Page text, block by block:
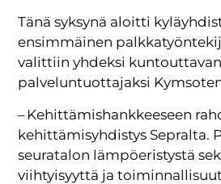
Tänä syksynä aloitti
ensimmäinen
valittiin yhdeksi
palveluntuottajaksi
– Kehittämishankkeeseen
kehittämisyhdistys Sepralta.
seuratalon lämpöeristystä
viihtyisyyttä ja